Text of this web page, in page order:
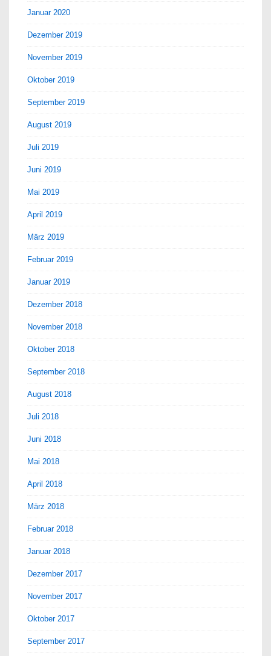
Januar 2020
Dezember 2019
November 2019
Oktober 2019
September 2019
August 2019
Juli 2019
Juni 2019
Mai 2019
April 2019
März 2019
Februar 2019
Januar 2019
Dezember 2018
November 2018
Oktober 2018
September 2018
August 2018
Juli 2018
Juni 2018
Mai 2018
April 2018
März 2018
Februar 2018
Januar 2018
Dezember 2017
November 2017
Oktober 2017
September 2017